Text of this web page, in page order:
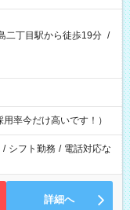
二丁目駅から徒歩19分 /
率今だけ高いです！）
/ シフト勤務 / 電話対応な
詳細へ